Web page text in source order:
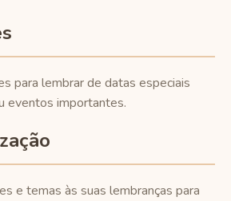
para lembrar de datas especiais
eventos importantes.
e temas às suas lembranças para